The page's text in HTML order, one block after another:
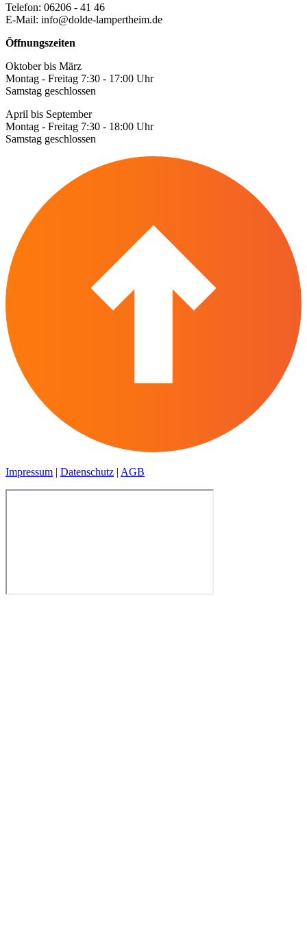
Telefon: 06206 - 41 46
E-Mail: info@dolde-lampertheim.de
Öffnungszeiten
Oktober bis März
Montag - Freitag 7:30 - 17:00 Uhr
Samstag geschlossen
April bis September
Montag - Freitag 7:30 - 18:00 Uhr
Samstag geschlossen
Impressum | Datenschutz | AGB